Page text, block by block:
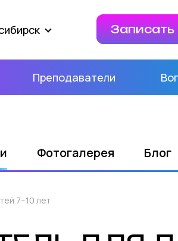
Записать
Преподаватели
Фотогалерея Блог
7–10 лет